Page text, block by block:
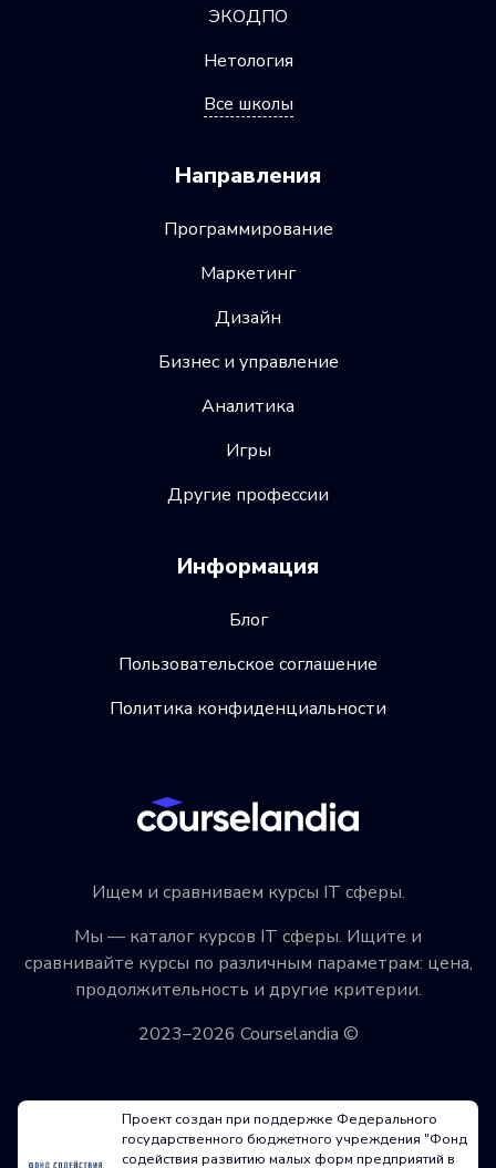
Ищем и сравниваем курсы IT сферы.
Мы — каталог курсов IT сферы. Ищите и
сравнивайте курсы по различным параметрам: цена,
продолжительность и другие критерии.
2023–2026 Courselandia ©
ЭКОДПО
Нетология
Все школы
Направления
Программирование
Маркетинг
Дизайн
Бизнес и управление
Аналитика
Игры
Другие профессии
Информация
Блог
Пользовательское соглашение
Политика конфиденциальности
Проект создан при поддержке Федерального
государственного бюджетного учреждения "Фонд
содействия развитию малых форм предприятий в